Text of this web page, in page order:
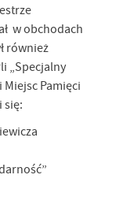
w obchodach
również
„Specjalny
Pamięci
się: